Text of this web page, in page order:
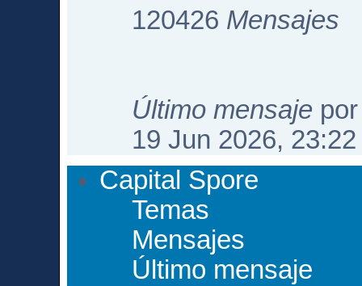
120426 Mensajes
Último mensaje
19 Jun 2026, 23:22
Capital Spore
Temas
Mensajes
Último mensaje